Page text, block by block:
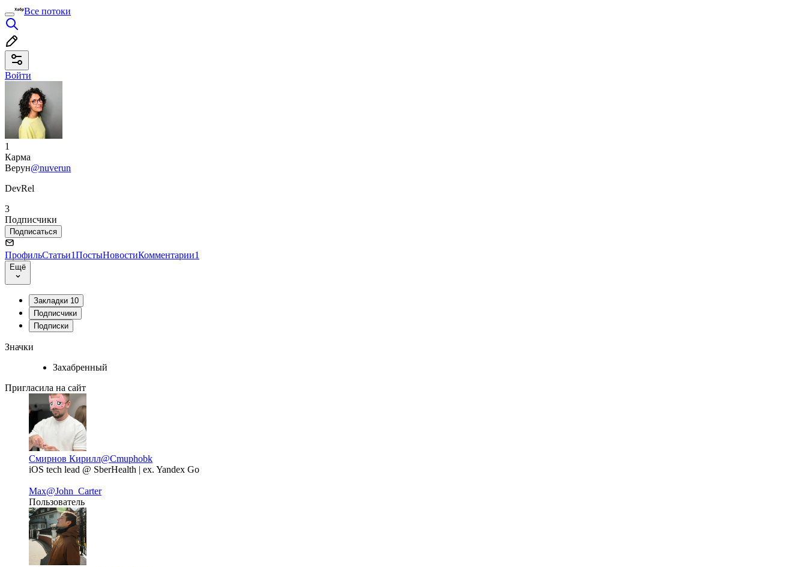
Все потоки
Войти
1
Карма
Верун@nuverun
DevRel
3
Подписчики
Подписаться
ПрофильСтатьи1ПостыНовостиКомментарии1
Ещё
Закладки 10
Подписчики
Подписки
Значки
Захабренный
Пригласила на сайт
Смирнов Кирилл@Cmuphobk
iOS tech lead @ SberHealth | ex. Yandex Go
Max@John_Carter
Пользователь